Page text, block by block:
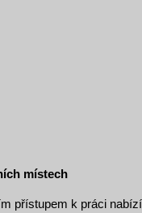
místech
přístupem k práci